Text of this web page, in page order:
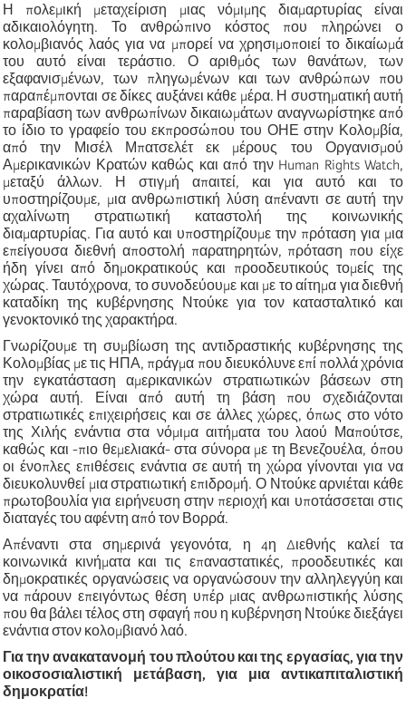
Η πολεμική μεταχείριση μιας νόμιμης διαμαρτυρίας είναι
αδικαιολόγητη. Το ανθρώπινο κόστος που πληρώνει ο
κολομβιανός λαός για να μπορεί να χρησιμοποιεί το δικαίωμά
του αυτό είναι τεράστιο. Ο αριθμός των θανάτων, των
εξαφανισμένων, των πληγωμένων και των ανθρώπων που
παραπέμπονται σε δίκες αυξάνει κάθε μέρα. Η συστηματική αυτή
παραβίαση των ανθρωπίνων δικαιωμάτων αναγνωρίστηκε από
το ίδιο το γραφείο του εκπροσώπου του ΟΗΕ στην Κολομβία,
από την Μισέλ Μπατσελέτ εκ μέρους του Οργανισμού
Αμερικανικών Κρατών καθώς και από την Human Rights Watch,
μεταξύ άλλων. Η στιγμή απαιτεί, και για αυτό και το
υποστηρίζουμε, μια ανθρωπιστική λύση απέναντι σε αυτή την
αχαλίνωτη στρατιωτική καταστολή της κοινωνικής
διαμαρτυρίας. Για αυτό και υποστηρίζουμε την πρόταση για μια
επείγουσα διεθνή αποστολή παρατηρητών, πρόταση που είχε
ήδη γίνει από δημοκρατικούς και προοδευτικούς τομείς της
χώρας. Ταυτόχρονα, το συνοδεύουμε και με το αίτημα για διεθνή
καταδίκη της κυβέρνησης Ντούκε για τον κατασταλτικό και
γενοκτονικό της χαρακτήρα.
Γνωρίζουμε τη συμβίωση της αντιδραστικής κυβέρνησης της
Κολομβίας με τις ΗΠΑ, πράγμα που διευκόλυνε επί πολλά χρόνια
την εγκατάσταση αμερικανικών στρατιωτικών βάσεων στη
χώρα αυτή. Είναι από αυτή τη βάση που σχεδιάζονται
στρατιωτικές επιχειρήσεις και σε άλλες χώρες, όπως στο νότο
της Χιλής ενάντια στα νόμιμα αιτήματα του λαού Μαπούτσε,
καθώς και -πιο θεμελιακά- στα σύνορα με τη Βενεζουέλα, όπου
οι ένοπλες επιθέσεις ενάντια σε αυτή τη χώρα γίνονται για να
διευκολυνθεί μια στρατιωτική επιδρομή. Ο Ντούκε αρνιέται κάθε
πρωτοβουλία για ειρήνευση στην περιοχή και υποτάσσεται στις
διαταγές του αφέντη από τον Βορρά.
Απέναντι στα σημερινά γεγονότα, η 4η Διεθνής καλεί τα
κοινωνικά κινήματα και τις επαναστατικές, προοδευτικές και
δημοκρατικές οργανώσεις να οργανώσουν την αλληλεγγύη και
να πάρουν επειγόντως θέση υπέρ μιας ανθρωπιστικής λύσης
που θα βάλει τέλος στη σφαγή που η κυβέρνηση Ντούκε διεξάγει
ενάντια στον κολομβιανό λαό.
Για την ανακατανομή του πλούτου και της εργασίας, για την
οικοσοσιαλιστική μετάβαση, για μια αντικαπιταλιστική
δημοκρατία!